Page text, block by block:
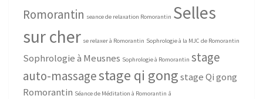
Romorantin seance de relaxation Romorantin Selles
sur cher se relaxer à Romorantin Sophrologie à la MJC de Romorantin
Sophrologie à Meusnes Sophrologie à Romorantin stage
auto-massagestage qi gongstage Qi gong
Romorantin Séance de Méditation à Romorantin â